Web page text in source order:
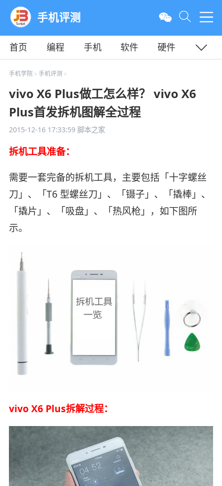
手机评测
首页 编程 手机 软件
硬件
教程
平面
手机学院> 手机评测 >
vivo X6 Plus做工怎么样？ vivo X6
Plus首发拆机图解全过程
2015-12-16 17:33:59脚本之家
拆机工具准备：
需要一套完备的拆机工具，主要包括「十字螺丝
刀」、「T6 型螺丝刀」、「镊子」、「撬棒」、
「撬片」、「吸盘」、「热风枪」，如下图所
示。
vivo X6 Plus拆解过程：